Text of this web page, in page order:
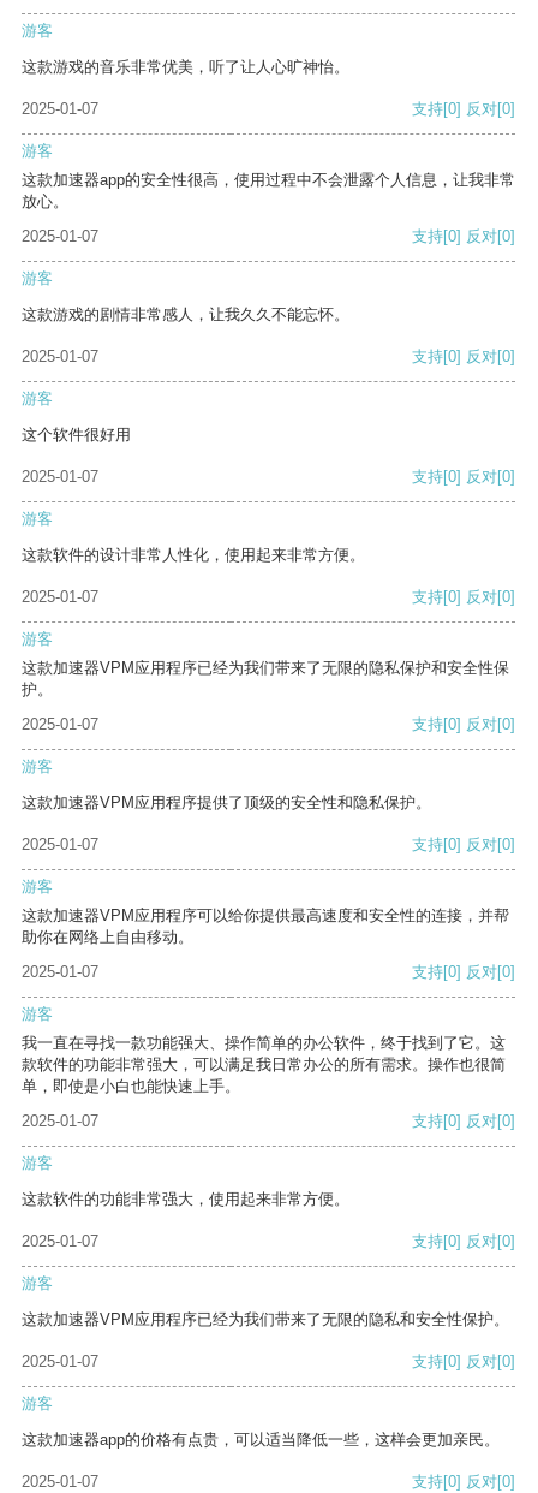
游客
这款游戏的音乐非常优美，听了让人心旷神怡。
2025-01-07 支持[0] 反对[0]
游客
这款加速器app的安全性很高，使用过程中不会泄露个人信息，让我非常
放心。
2025-01-07
支持[0] 反对[0]
游客
这款游戏的剧情非常感人，让我久久不能忘怀。
2025-01-07 支持[0] 反对[0]
游客
这个软件很好用
2025-01-07 支持[0] 反对[0]
游客
这款软件的设计非常人性化，使用起来非常方便。
2025-01-07 支持[0] 反对[0]
游客
这款加速器VPM应用程序已经为我们带来了无限的隐私保护和安全性保
护。
2025-01-07
支持[0] 反对[0]
游客
这款加速器VPM应用程序提供了顶级的安全性和隐私保护。
2025-01-07 支持[0] 反对[0]
游客
这款加速器VPM应用程序可以给你提供最高速度和安全性的连接，并帮
助你在网络上自由移动。
2025-01-07
支持[0] 反对[0]
游客
我一直在寻找一款功能强大、操作简单的办公软件，终于找到了它。这
款软件的功能非常强大，可以满足我日常办公的所有需求。操作也很简
单，即使是小白也能快速上手。
2025-01-07
支持[0] 反对[0]
游客
这款软件的功能非常强大，使用起来非常方便。
2025-01-07 支持[0] 反对[0]
游客
这款加速器VPM应用程序已经为我们带来了无限的隐私和安全性保护。
2025-01-07 支持[0] 反对[0]
游客
这款加速器app的价格有点贵，可以适当降低一些，这样会更加亲民。
2025-01-07 支持[0] 反对[0]